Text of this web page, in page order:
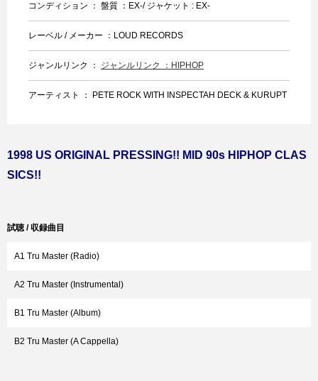
コンディション ： 盤質 ：EX-/ ジャケット : EX-
レーベル / メーカー ：LOUD RECORDS
ジャンルリンク ： ジャンルリンク ：HIPHOP
アーティスト ： PETE ROCK WITH INSPECTAH DECK & KURUPT
1998 US ORIGINAL PRESSING!! MID 90s HIPHOP CLAS
SICS!!
試聴 / 収録曲目
A1 Tru Master (Radio)
A2 Tru Master (Instrumental)
B1 Tru Master (Album)
B2 Tru Master (A Cappella)